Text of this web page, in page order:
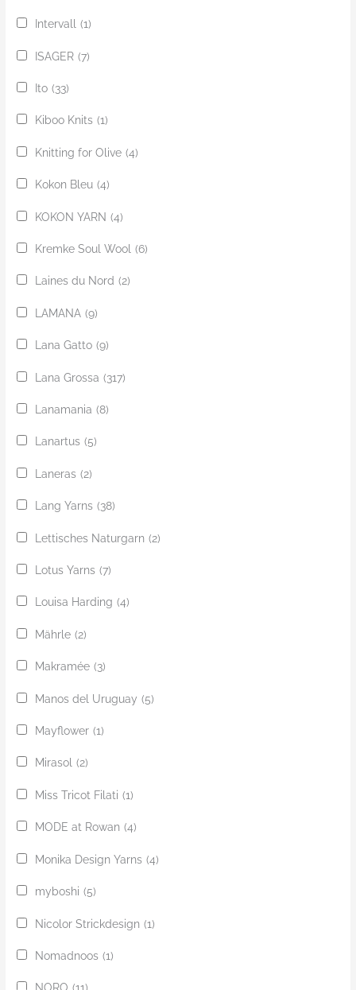
Intervall (1)
ISAGER (7)
Ito (33)
Kiboo Knits (1)
Knitting for Olive (4)
Kokon Bleu (4)
KOKON YARN (4)
Kremke Soul Wool (6)
Laines du Nord (2)
LAMANA (9)
Lana Gatto (9)
Lana Grossa (317)
Lanamania (8)
Lanartus (5)
Laneras (2)
Lang Yarns (38)
Lettisches Naturgarn (2)
Lotus Yarns (7)
Louisa Harding (4)
Mährle (2)
Makramée (3)
Manos del Uruguay (5)
Mayflower (1)
Mirasol (2)
Miss Tricot Filati (1)
MODE at Rowan (4)
Monika Design Yarns (4)
myboshi (5)
Nicolor Strickdesign (1)
Nomadnoos (1)